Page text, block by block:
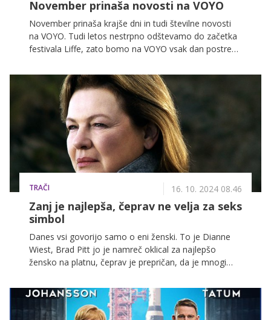
November prinaša novosti na VOYO
November prinaša krajše dni in tudi številne novosti
na VOYO. Tudi letos nestrpno odštevamo do začetka
festivala Liffe, zato bomo na VOYO vsak dan postregli
preteklosti. Deset filmov vas na VOYO že čaka, sedem
jih še pride. Kot da to ni dovolj, prihajata še srbska
serija Na robu pameti in avstralska verzija
resničnostnega šova Ljubezen na vasi Avstralija.
Preživite praznike v naši družbi!
TRAČI 16. 10. 2024 08.46
Zanj je najlepša, čeprav ne velja za seks
simbol
Danes vsi govorijo samo o eni ženski. To je Dianne
Wiest, Brad Pitt jo je namreč oklical za najlepšo
žensko na platnu, čeprav je prepričan, da je mnogi